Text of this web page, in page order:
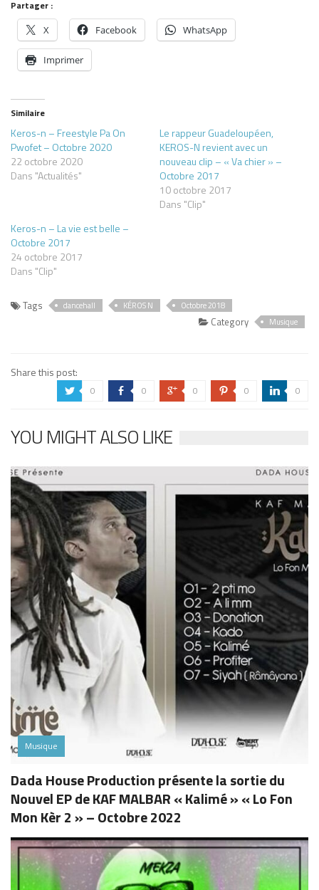
Partager :
X Facebook WhatsApp
Imprimer
Similaire
Keros-n – Freestyle Pa On
Pwofet – Octobre 2020
22 octobre 2020
Dans "Actualités"
Le rappeur Guadeloupéen,
KEROS-N revient avec un
nouveau clip – « Va chier » –
Octobre 2017
10 octobre 2017
Dans "Clip"
Keros-n – La vie est belle –
Octobre 2017
24 octobre 2017
Dans "Clip"
Tags dancehall KÉROS N Octobre 2018
Category Musique
Share this post:
a 0 b 0 c 0 d 0 j 0
YOU MIGHT ALSO LIKE
Musique
Dada House Production présente la sortie du
Nouvel EP de KAF MALBAR « Kalimé » « Lo Fon
Mon Kèr 2 » – Octobre 2022